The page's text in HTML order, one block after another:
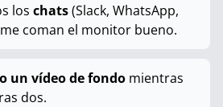
loschats(Slack, WhatsApp,
coman el monitor bueno.
un vídeo de fondomientras
dos.